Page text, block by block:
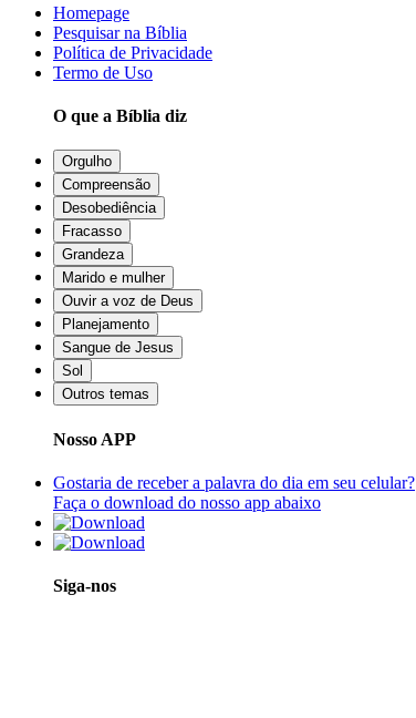
Homepage
Pesquisar na Bíblia
Política de Privacidade
Termo de Uso
O que a Bíblia diz
Orgulho
Compreensão
Desobediência
Fracasso
Grandeza
Marido e mulher
Ouvir a voz de Deus
Planejamento
Sangue de Jesus
Sol
Outros temas
Nosso APP
Gostaria de receber a palavra do dia em seu celular?
Faça o download do nosso app abaixo
Siga-nos